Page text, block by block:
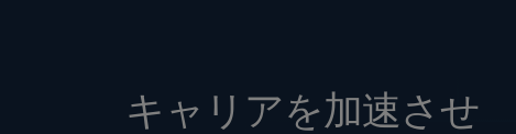
キャリアを加速させ